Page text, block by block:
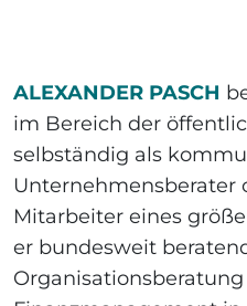
ALEXANDER PASCH
im Bereich der
selbständig als
Unternehmensberater
Mitarbeiter eines
er bundesweit